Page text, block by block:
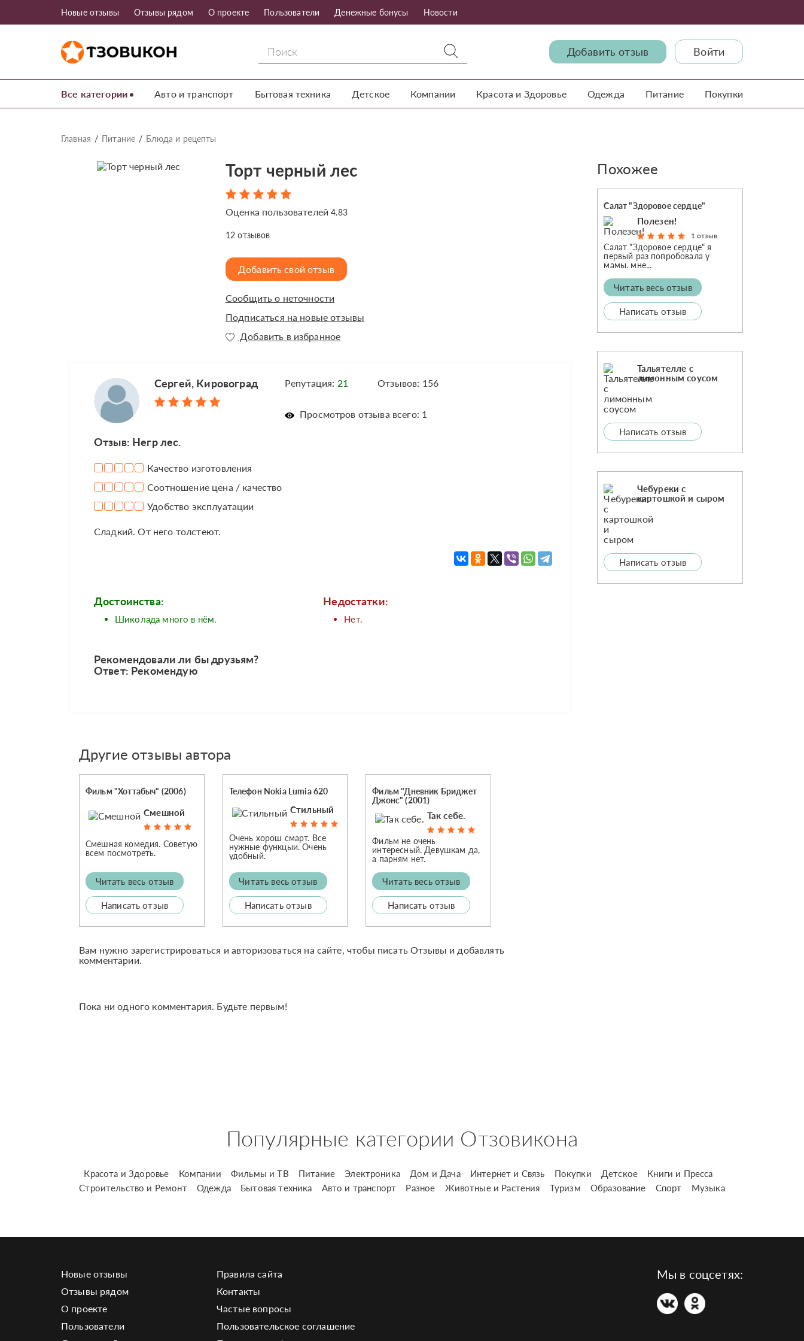
Новые отзывы Отзывы рядом О проекте Пользователи Денежные бонусы Новости
Добавить отзыв Войти
Все категории Авто и транспорт Бытовая техника Детское Компании Красота и Здоровье Одежда Питание Покупки
Главная Питание Блюда и рецепты
Торт черный лес
Оценка пользователей4.83
12 отзывов
Добавить свой отзыв
Сообщить о неточности
Подписаться на новые отзывы
Добавить в избранное
Сергей, Кировоград Репутация: 21 Отзывов: 156
Просмотров отзыва всего: 1
Отзыв: Негр лес.
Качество изготовления
Соотношение цена / качество
Удобство эксплуатации
Сладкий. От него толстеют.
Достоинства:
Шиколада много в нём.
Недостатки:
Нет.
Рекомендовали ли бы друзьям?
Ответ: Рекомендую
Другие отзывы автора
Фильм "Хоттабыч" (2006)
Смешной
Смешная комедия. Советую
всем посмотреть.
Читать весь отзыв
Написать отзыв
Телефон Nokia Lumia 620
Стильный
Очень хорош смарт. Все
нужные функцыи. Очень
удобный.
Читать весь отзыв
Написать отзыв
Фильм "Дневник Бриджет
Джонс" (2001)
Так себе.
Фильм не очень
интересный. Девушкам да,
а парням нет.
Читать весь отзыв
Написать отзыв
Вам нужно зарегистрироваться и авторизоваться на сайте, чтобы писать Отзывы и добавлять
комментарии.
Пока ни одного комментария. Будьте первым!
Похожее
Салат "Здоровое сердце"
Полезен!
1 отзыв
Салат "Здоровое сердце" я
первый раз попробовала у
мамы. мне...
Читать весь отзыв
Написать отзыв
Тальятелле с
лимонным соусом
Написать отзыв
Чебуреки с
картошкой и сыром
Написать отзыв
Популярные категории Отзовикона
Красота и Здоровье Компании Фильмы и ТВ Питание Электроника Дом и Дача Интернет и Связь Покупки Детское
Книги и Пресса
Строительство и Ремонт
Одежда Бытовая техника Авто и транспорт Разное Животные и Растения Туризм Образование Спорт Музыка
Новые отзывы
Отзывы рядом
О проекте
Пользователи
Правила сайта
Контакты
Частые вопросы
Пользовательское соглашение
Мы в соцсетях: